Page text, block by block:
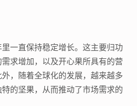
一直保持稳定增长。这主要归功
求增加，以及开心果所具有的营
，随着全球化的发展，越来越多
的坚果，从而推动了市场需求的